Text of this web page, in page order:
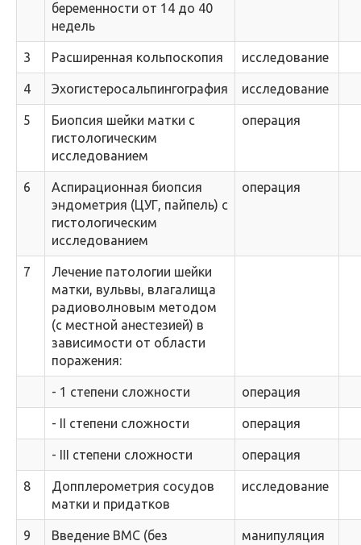
беременности от 14 до 40
недель
3 Расширенная кольпоскопия исследование
4 Эхогистеросальпингография исследование
5
Биопсия шейки матки с
гистологическим
исследованием
операция
6
Аспирационная биопсия
эндометрия (ЦУГ, пайпель) с
гистологическим
исследованием
операция
7
Лечение патологии шейки
матки, вульвы, влагалища
радиоволновым методом
(с местной анестезией) в
зависимости от области
поражения:
- 1 степени сложности операция
- II степени сложности операция
- III степени сложности операция
8
Допплерометрия сосудов
матки и придатков
исследование
9
Введение ВМС (без
манипуляция